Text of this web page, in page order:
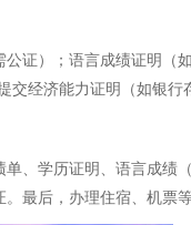
证）；语言成绩证明（
经济能力证明（如银行
、学历证明、语言成绩
最后，办理住宿、机票